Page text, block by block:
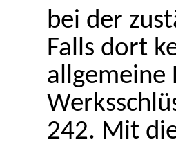
bei der
Falls dort
allgemeine
242. Mit